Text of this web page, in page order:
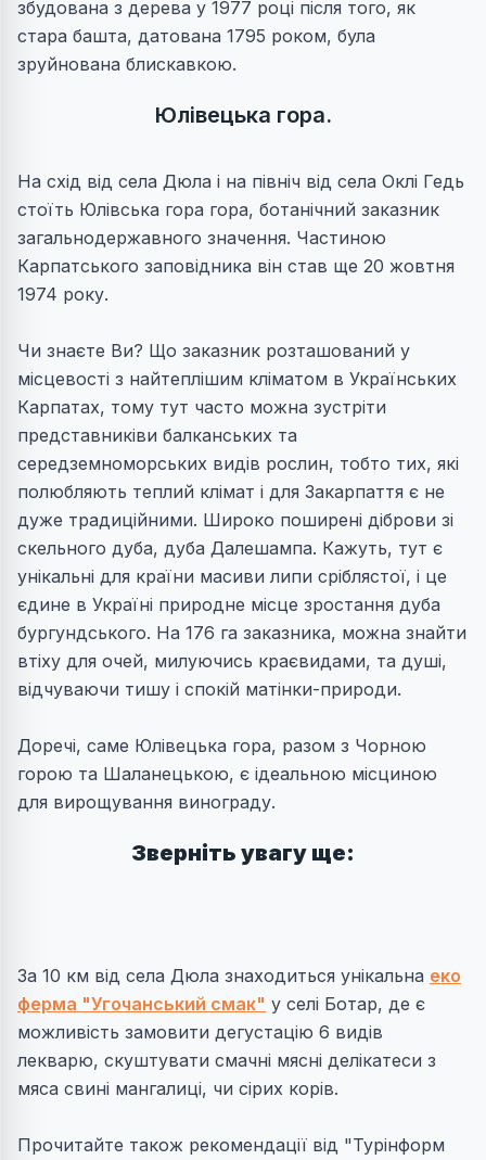
збудована з дерева у 1977 році після того, як
стара башта, датована 1795 роком, була
зруйнована блискавкою.
Юлівецька гора.
На схід від села Дюла і на північ від села Оклі Гедь
стоїть Юлівська гора гора, ботанічний заказник
загальнодержавного значення. Частиною
Карпатського заповідника він став ще 20 жовтня
1974 року.
Чи знаєте Ви? Що заказник розташований у
місцевості з найтеплішим кліматом в Українських
Карпатах, тому тут часто можна зустріти
представниківи балканських та
середземноморських видів рослин, тобто тих, які
полюбляють теплий клімат і для Закарпаття є не
дуже традиційними. Широко поширені діброви зі
скельного дуба, дуба Далешампа. Кажуть, тут є
унікальні для країни масиви липи сріблястої, і це
єдине в Україні природне місце зростання дуба
бургундського. На 176 га заказника, можна знайти
втіху для очей, милуючись краєвидами, та душі,
відчуваючи тишу і спокій матінки-природи.
Доречі, саме Юлівецька гора, разом з Чорною
горою та Шаланецькою, є ідеальною місциною
для вирощування винограду.
Зверніть увагу ще:
За 10 км від села Дюла знаходиться унікальна еко
ферма "Угочанський смак" у селі Ботар, де є
можливість замовити дегустацію 6 видів
лекварю, скуштувати смачні мясні делікатеси з
мяса свині мангалиці, чи сірих корів.
Прочитайте також рекомендації від "Турінформ